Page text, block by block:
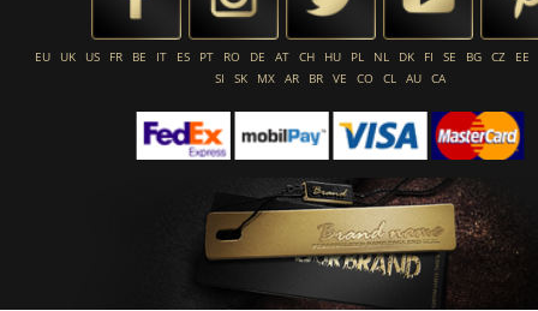
EU UK US FR BE IT ES PT RO DE AT CH HU PL NL DK FI SE BG CZ
EE
SI
SK MX AR BR VE CO CL AU CA